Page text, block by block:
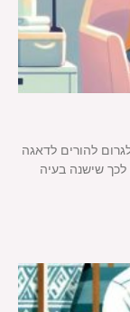
להורים לדאגה
שישנה בעיה